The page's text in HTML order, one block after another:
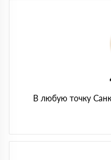
В любую точку